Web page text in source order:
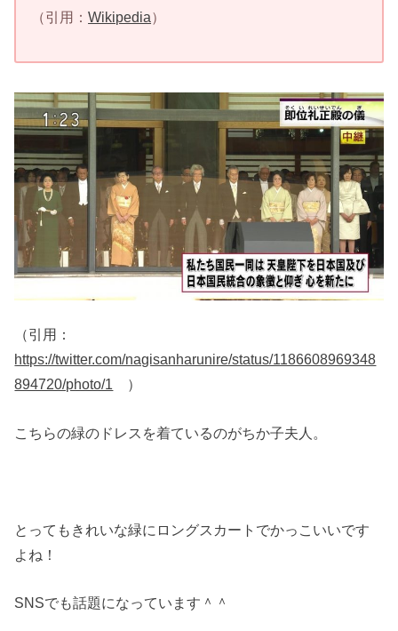
（引用：Wikipedia）
（引用：
https://twitter.com/nagisanharunire/status/1186608969348
894720/photo/1 ）
こちらの緑のドレスを着ているのがちか子夫人。
とってもきれいな緑にロングスカートでかっこいいです
よね！
SNSでも話題になっています＾＾